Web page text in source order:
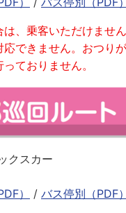
、乗客いただけません
できません。おつり
ておりません。
クスカー
） / バス停別（PDF）